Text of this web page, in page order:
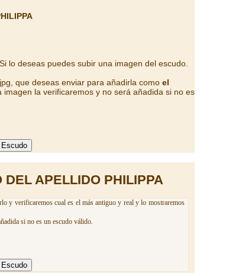
lo deseas puedes subir una imagen del escudo.
que deseas enviar para añadirla como el
imagen la verificaremos y no será añadida si no es
DEL APELLIDO PHILIPPA
y verificaremos cual es el más antiguo y real y lo mostraremos
si no es un escudo válido.